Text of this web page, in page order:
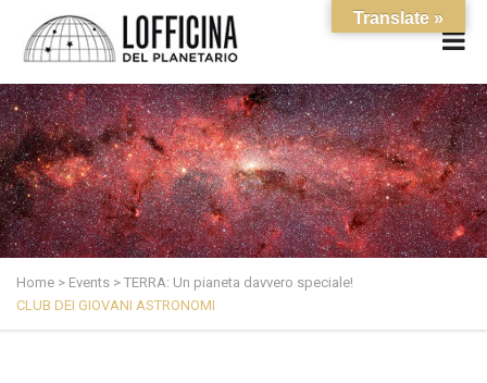
Home > Events > TERRA: Un pianeta davvero speciale!
CLUB DEI GIOVANI ASTRONOMI
Translate »